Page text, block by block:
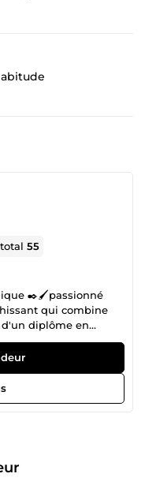
total55
✒️🖌️passionné
qui combine
diplôme en
développer des
digital et le
référence🖥️ tels
Je suis
un marché
commerciales.